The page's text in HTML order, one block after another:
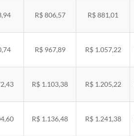
R$ 806,57 R$ 881,01
R$ 967,89 R$ 1.057,22
R$ 1.103,38 R$ 1.205,22
R$ 1.136,48 R$ 1.241,38